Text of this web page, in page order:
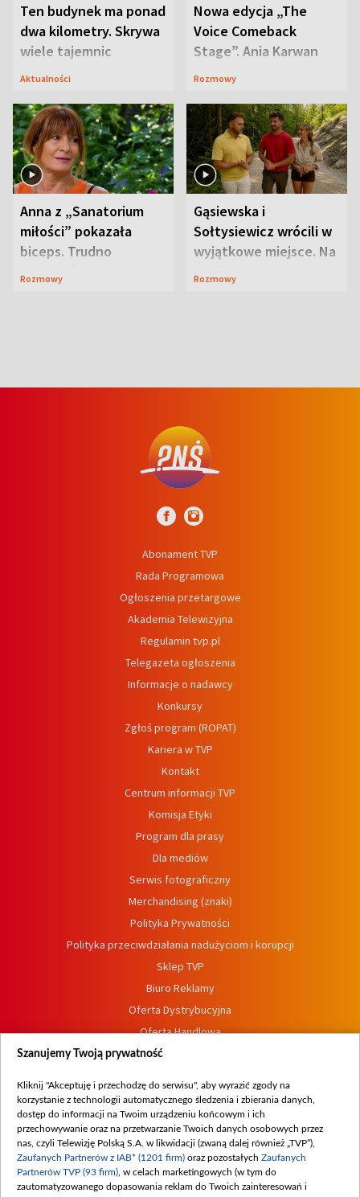
Ten budynek ma ponad
dwa kilometry. Skrywa
wiele tajemnic
Aktualności
Nowa edycja „The
Voice Comeback
Stage”. Ania Karwan
zapowiada
Rozmowy
Anna z „Sanatorium
miłości” pokazała
biceps. Trudno
uwierzyć, co przeszła
Rozmowy
Gąsiewska i
Sołtysiewicz wrócili w
wyjątkowe miejsce. Na
szlaku czekał
Rozmowy
Abonament TVP
Rada Programowa
Ogłoszenia przetargowe
Akademia Telewizyjna
Regulamin tvp.pl
Telegazeta ogłoszenia
Informacje o nadawcy
Konkursy
Zgłoś program (ROPAT)
Kariera w TVP
Kontakt
Centrum informacji TVP
Komisja Etyki
Program dla prasy
Dla mediów
Serwis fotograficzny
Merchandising (znaki)
Polityka Prywatności
Polityka przeciwdziałania nadużyciom i korupcji
Sklep TVP
Biuro Reklamy
Oferta Dystrybucyjna
Oferta Handlowa
Dostępność
Procedura zgłoszeń wewnętrznych
Szanujemy Twoją prywatność
Kliknij "Akceptuję i przechodzę do serwisu", aby wyrazić zgody na
korzystanie z technologii automatycznego śledzenia i zbierania danych,
dostęp do informacji na Twoim urządzeniu końcowym i ich
przechowywanie oraz na przetwarzanie Twoich danych osobowych przez
nas, czyli Telewizję Polską S.A. w likwidacji (zwaną dalej również „TVP”),
Zaufanych Partnerów z IAB* (1201 firm) oraz pozostałych Zaufanych
Partnerów TVP (93 firm) , w celach marketingowych (w tym do
zautomatyzowanego dopasowania reklam do Twoich zainteresowań i